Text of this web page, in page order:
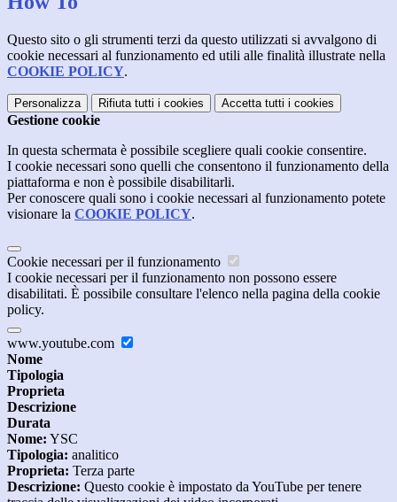
Questo sito o gli strumenti terzi da questo utilizzati si avvalgono di
cookie necessari al funzionamento ed utili alle finalità illustrate nella
COOKIE POLICY.
Personalizza Rifiuta tutti i cookies Accetta tutti i cookies
Gestione cookie
In questa schermata è possibile scegliere quali cookie consentire.
I cookie necessari sono quelli che consentono il funzionamento della
piattaforma e non è possibile disabilitarli.
Per conoscere quali sono i cookie necessari al funzionamento potete
visionare la COOKIE POLICY.
Cookie necessari per il funzionamento
I cookie necessari per il funzionamento non possono essere
disabilitati. È possibile consultare l'elenco nella pagina della cookie
policy.
www.youtube.com
Nome
Tipologia
Proprieta
Descrizione
Durata
Nome: YSC
Tipologia: analitico
Proprieta: Terza parte
Descrizione: Questo cookie è impostato da YouTube per tenere